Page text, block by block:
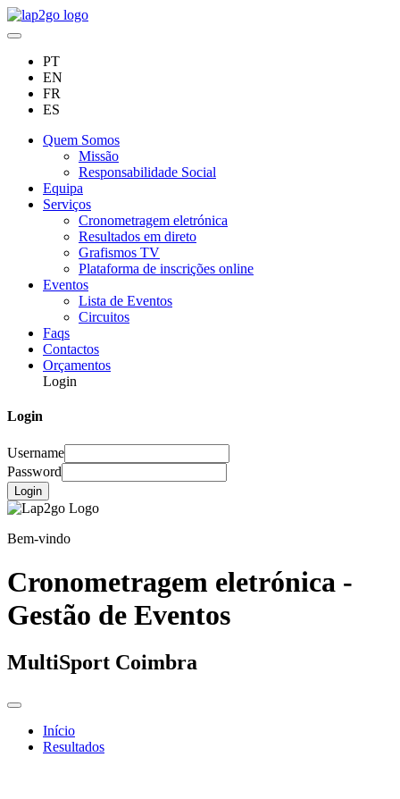
PT
EN
FR
ES
Quem Somos
Missão
Responsabilidade Social
Equipa
Serviços
Cronometragem eletrónica
Resultados em direto
Grafismos TV
Plataforma de inscrições online
Eventos
Lista de Eventos
Circuitos
Faqs
Contactos
Orçamentos
Login
Login
Username
Password
Login
Bem-vindo
Cronometragem eletrónica -
Gestão de Eventos
MultiSport Coimbra
Início
Resultados